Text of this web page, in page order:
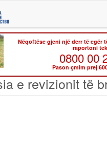
Nëqoftëse gjeni një derr të egër
raportoni tek
0800 00
Pason çmim prej
e revizionit të